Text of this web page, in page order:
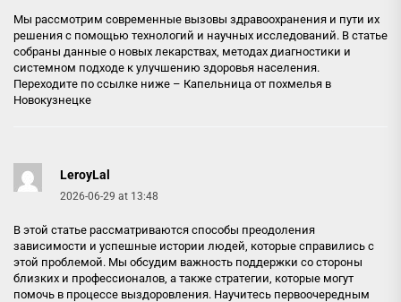
Мы рассмотрим современные вызовы здравоохранения и пути их
решения с помощью технологий и научных исследований. В статье
собраны данные о новых лекарствах, методах диагностики и
системном подходе к улучшению здоровья населения.
Переходите по ссылке ниже – Капельница от похмелья в
Новокузнецке
LeroyLal
2026-06-29 at 13:48
В этой статье рассматриваются способы преодоления
зависимости и успешные истории людей, которые справились с
этой проблемой. Мы обсудим важность поддержки со стороны
близких и профессионалов, а также стратегии, которые могут
помочь в процессе выздоровления. Научитесь первоочередным